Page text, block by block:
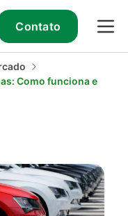
Contato
Como funciona e